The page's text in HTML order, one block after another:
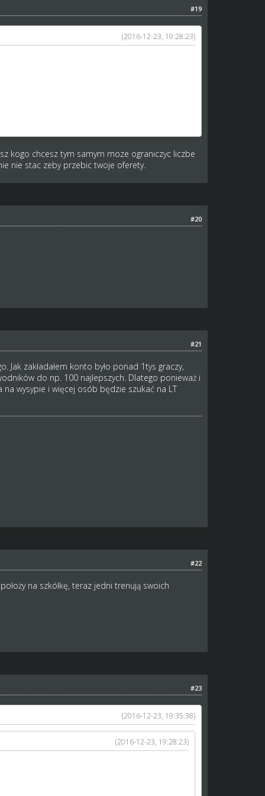
#19
(2016-12-23, 19:28:23)
kogo chcesz tym samym moze ograniczyc liczbe
nie stac zeby przebic twoje oferety.
#20
#21
zakładałem konto było ponad 1tys graczy,
do np. 100 najlepszych. Dlatego ponieważ i
wysypie i więcej osób będzie szukać na LT
#22
na szkółkę, teraz jedni trenują swoich
#23
(2016-12-23, 19:35:38)
(2016-12-23, 19:28:23)